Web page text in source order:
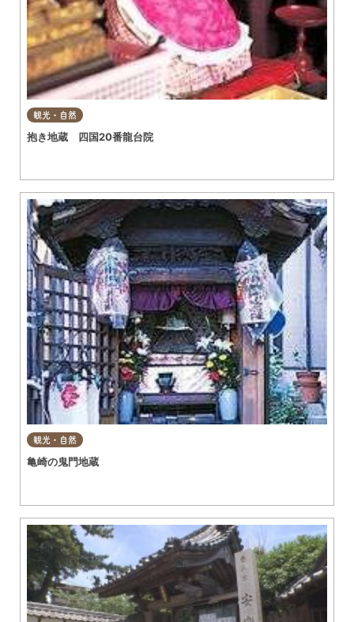
観光・自然
抱き地蔵 四国20番龍台院
観光・自然
亀崎の鬼門地蔵